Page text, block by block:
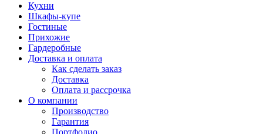
Кухни
Шкафы-купе
Гостиные
Прихожие
Гардеробные
Доставка и оплата
Как сделать заказ
Доставка
Оплата и рассрочка
О компании
Производство
Гарантия
Портфолио